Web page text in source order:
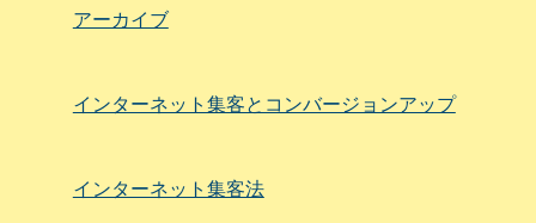
アーカイブ
インターネット集客とコンバージョンアップ
インターネット集客法